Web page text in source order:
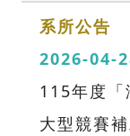
系所公告
2026-04-
115年度「
大型競賽